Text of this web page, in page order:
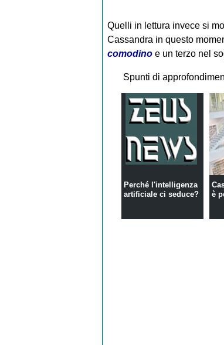
Quelli in lettura invece si
Cassandra in questo
comodinoe un terzo nel
Spunti di
Perché l'intelligenza
artificiale ci seduce?
è